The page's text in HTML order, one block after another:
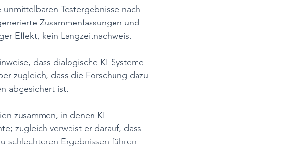
Testergebnisse nach
Zusammenfassungen und
Effekt, kein Langzeitnachweis.
dass dialogische KI-Systeme
zugleich, dass die Forschung dazu
abgesichert ist.
zusammen, in denen KI-
zugleich verweist er darauf, dass
schlechteren Ergebnissen führen